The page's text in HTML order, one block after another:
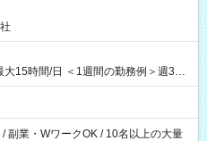
15時間/日 ＜1週間の勤務例＞週3回
・土・日 好きな時にお仕事
副業・WワークOK / 10名以上の大量